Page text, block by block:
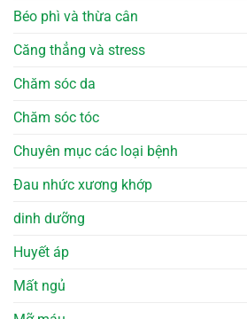
Béo phì và thừa cân
Căng thẳng và stress
Chăm sóc da
Chăm sóc tóc
Chuyên mục các loại bệnh
Đau nhức xương khớp
dinh dưỡng
Huyết áp
Mất ngủ